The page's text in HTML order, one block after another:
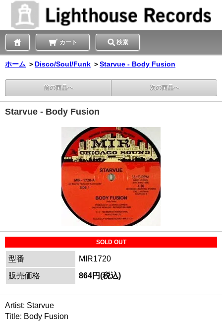
カート 検索
ホーム ＞ Disco/Soul/Funk ＞Starvue - Body Fusion
前の商品へ 次の商品へ
Starvue - Body Fusion
SOLD OUT
型番
MIR1720
販売価格
864円(税込)
Artist: Starvue
Title: Body Fusion